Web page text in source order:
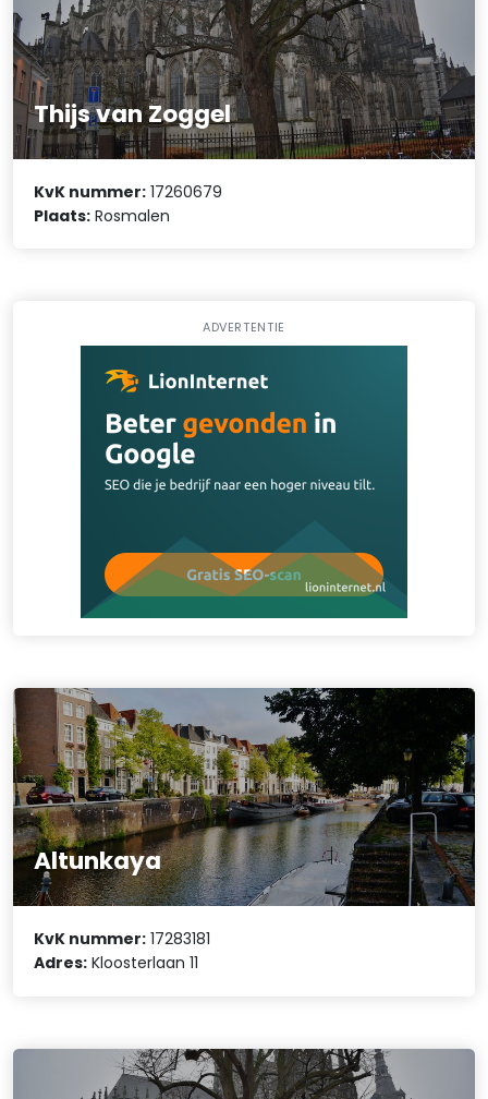
Thijs van Zoggel
KvK nummer: 17260679
Plaats: Rosmalen
ADVERTENTIE
Altunkaya
KvK nummer: 17283181
Adres: Kloosterlaan 11